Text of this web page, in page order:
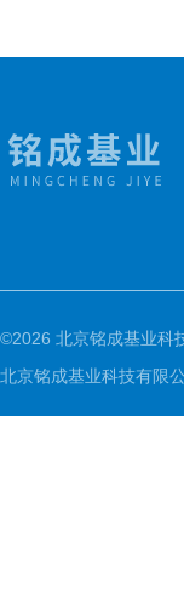
©2026 北京铭成基业科
北京铭成基业科技有限